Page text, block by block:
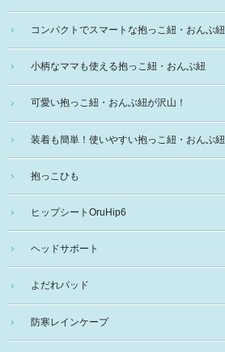
コンパクトでスマートな抱っこ紐・おんぶ紐
小柄なママも使える抱っこ紐・おんぶ紐
可愛い抱っこ紐・おんぶ紐が沢山！
装着も簡単！使いやすい抱っこ紐・おんぶ紐
抱っこひも
ヒップシートOruHip6
ヘッドサポート
よだれパッド
防寒レインケープ